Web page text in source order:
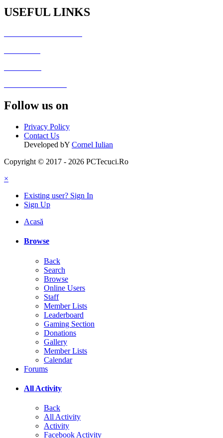
USEFUL LINKS
Follow us on
Privacy Policy
Contact Us
Developed bY Cornel Iulian
Copyright © 2017 - 2026 PCTecuci.Ro
×
Existing user? Sign In
Sign Up
Acasă
Browse
Back
Search
Browse
Online Users
Staff
Member Lists
Leaderboard
Gaming Section
Donations
Gallery
Member Lists
Calendar
Forums
All Activity
Back
All Activity
Activity
Facebook Activity